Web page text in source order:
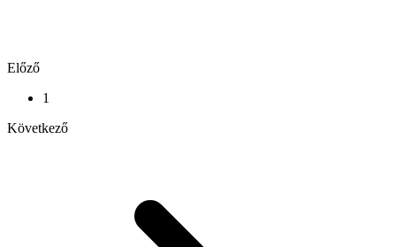
Előző
1
Következő